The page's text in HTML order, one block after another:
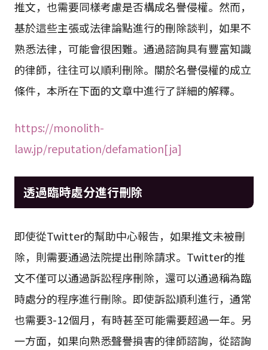
推文，也需要同樣考慮是否構成名譽侵權。然而，
基於這些主張或法律論點進行的刪除談判，如果不
熟悉法律，可能會很困難。通過諮詢具有豐富知識
的律師，往往可以順利刪除。關於名譽侵權的成立
條件，本所在下面的文章中進行了詳細的解釋。
https://monolith-
law.jp/reputation/defamation[ja]
透過臨時處分進行刪除
即使從Twitter的幫助中心報告，如果推文未被刪
除，則需要通過法院提出刪除請求。Twitter的推
文不僅可以通過訴訟程序刪除，還可以通過稱為臨
時處分的程序進行刪除。即使訴訟順利進行，通常
也需要3-12個月，有時甚至可能需要超過一年。另
一方面，如果向熟悉聲譽損害的律師諮詢，從諮詢